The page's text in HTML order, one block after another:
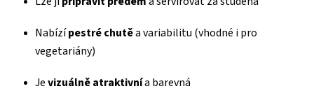
Nabízípestré chutěa variabilitu (vhodné i pro
vegetariány)
Jevizuálně atraktivnía barevná